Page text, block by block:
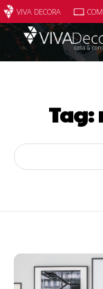
VIVA DECORA
Tag: